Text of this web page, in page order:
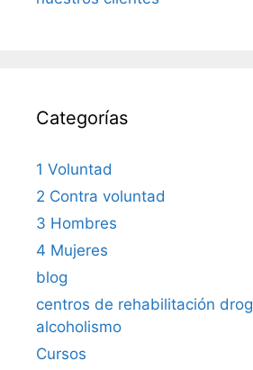
Categorías
1 Voluntad
2 Contra voluntad
3 Hombres
4 Mujeres
blog
centros de rehabilitación
alcoholismo
Cursos